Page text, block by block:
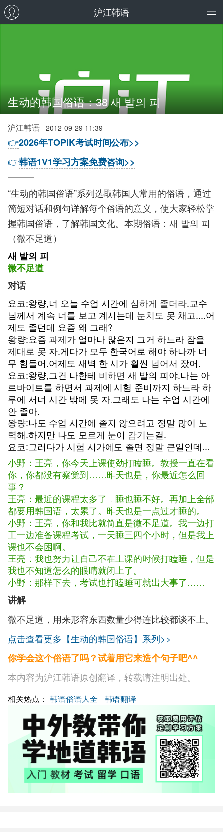
沪江韩语
生动的韩国俗语：38 새 발의 피
沪江韩语 2012-09-29 11:39
👉2026年TOPIK考试时间公布>>
👉韩语1V1学习方案免费咨询>>
“生动的韩国俗语”系列选取韩国人常用的俗语，通过
简短对话和例句详解每个俗语的意义，使大家轻松掌
握韩国俗语，了解韩国文化。本期俗语：새 발의 피
（微不足道）
새 발의 피
微不足道
对话
요코:왕량,너 오늘 수업 시간에 심하게 졸더라.교수
님께서 계속 너를 보고 계시는데 눈치도 못 채고....어
제도 졸던데 요즘 왜 그래?
왕량:요즘 과제가 얼마나 많은지 그거 하느라 잠을
제대로 못 자.게다가 모두 한국어로 해야 하나까 너
무 힘들어.어제도 새벽 한 시가 훨씬 넘어서 잤어.
요코:왕량,그건 나한테 비하면 새 발의 피야.나는 아
르바이트를 하면서 과제에 시험 준비까지 하느라 하
루에 서너 시간 밖에 못 자.그래도 나는 수업 시간에
안 졸아.
왕량:나도 수업 시간에 졸지 않으려고 정말 많이 노
력해.하지만 나도 모르게 눈이 감기는걸.
요코:그러다가 시험 시가에도 졸면 정말 큰일인데...
小野：王亮，你今天上课使劲打瞌睡。教授一直在看
你，你都没有察觉到……昨天也是，你最近怎么回
事？
王亮：最近的课程太多了，睡也睡不好。再加上全部
都要用韩国语，太累了。昨天也是一点过才睡的。
小野：王亮，你和我比就简直是微不足道。我一边打
工一边准备课程考试，一天睡三四个小时，但是我上
课也不会困啊。
王亮：我也努力让自己不在上课的时候打瞌睡，但是
我也不知道怎么的眼睛就闭上了。
小野：那样下去，考试也打瞌睡可就出大事了……
讲解
微不足道，用来形容东西数量少得连比较都谈不上。
点击查看更多【生动的韩国俗语】系列>>
你学会这个俗语了吗？试着用它来造个句子吧^^
本内容为沪江韩语原创翻译，转载请注明出处。
相关热点： 韩语俗语大全 韩语翻译